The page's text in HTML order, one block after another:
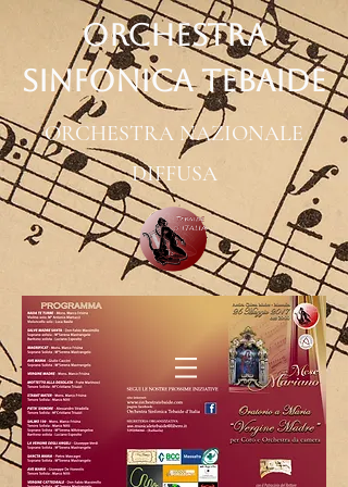
ORCHESTRA
SINFONICA TEBAIDE
ORCHESTRA NAZIONALE
DIFFUSA